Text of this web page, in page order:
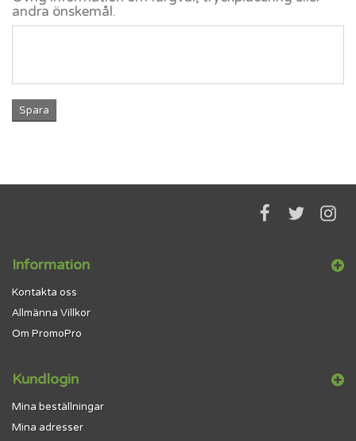
andra önskemål.
Spara
Information
Kontakta oss
Allmänna Villkor
Om PromoPro
Kundlogin
Mina beställningar
Mina adresser